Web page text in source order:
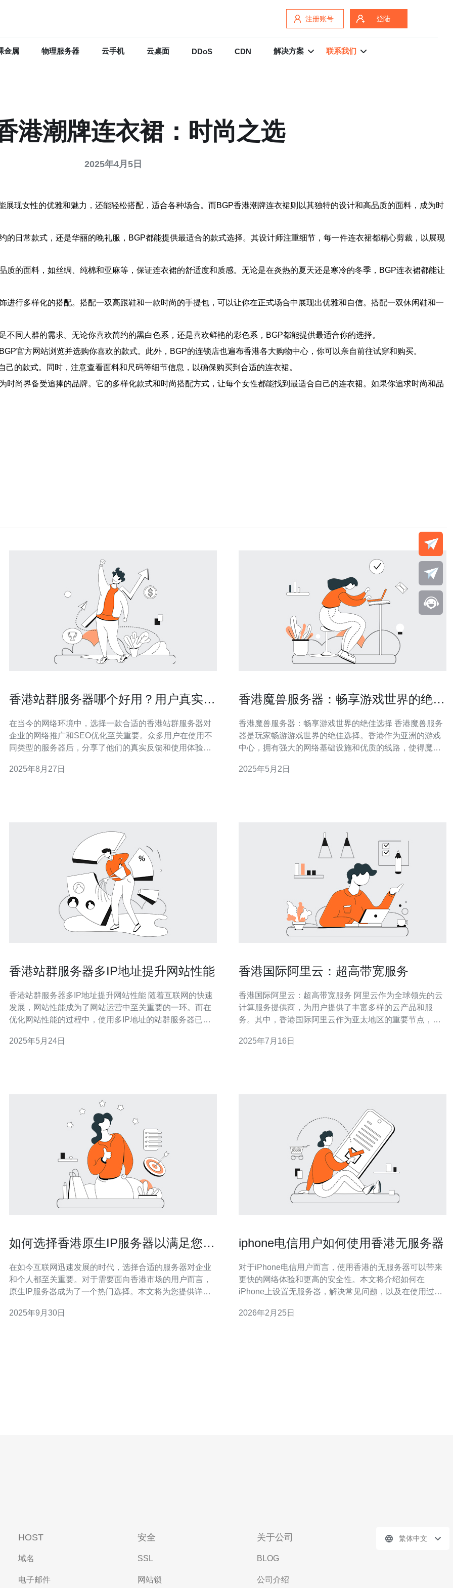
注册账号 登陆
金属 物理服务器 云手机 云桌面 DDoS CDN 解决方案 联系我们
港潮牌连衣裙：时尚之选
2025年4月5日
现女性的优雅和魅力，还能轻松搭配，适合各种场合。而BGP香港潮牌连衣裙则以其独特的设计和高品质的面料，成为时
的日常款式，还是华丽的晚礼服，BGP都能提供最适合的款式选择。其设计师注重细节，每一件连衣裙都精心剪裁，以展现
质的面料，如丝绸、纯棉和亚麻等，保证连衣裙的舒适度和质感。无论是在炎热的夏天还是寒冷的冬季，BGP连衣裙都能让
进行多样化的搭配。搭配一双高跟鞋和一款时尚的手提包，可以让你在正式场合中展现出优雅和自信。搭配一双休闲鞋和一
同人群的需求。无论你喜欢简约的黑白色系，还是喜欢鲜艳的彩色系，BGP都能提供最适合你的选择。
官方网站浏览并选购你喜欢的款式。此外，BGP的连锁店也遍布香港各大购物中心，你可以亲自前往试穿和购买。
的款式。同时，注意查看面料和尺码等细节信息，以确保购买到合适的连衣裙。
时尚界备受追捧的品牌。它的多样化款式和时尚搭配方式，让每个女性都能找到最适合自己的连衣裙。如果你追求时尚和品
香港站群服务器哪个好用？用户真实反
在当今的网络环境中，选择一款合适的香港站群服务器对
企业的网络推广和SEO优化至关重要。众多用户在使用不
同类型的服务器后，分享了他们的真实反馈和使用体验。
助您找到最适合的选择。 香港站群服务器有哪些推荐？ 在
2025年8月27日
香港魔兽服务器：畅享游戏世界的绝佳
香港魔兽服务器：畅享游戏世界的绝佳选择 香港魔兽服务
器是玩家畅游游戏世界的绝佳选择。香港作为亚洲的游戏
中心，拥有强大的网络基础设施和优质的线路，使得魔兽
香港魔兽服务器的优势与魅力。 香港魔兽服务器以其出色
2025年5月2日
香港站群服务器多IP地址提升网站性能
香港站群服务器多IP地址提升网站性能 随着互联网的快速
发展，网站性能成为了网站运营中至关重要的一环。而在
优化网站性能的过程中，使用多IP地址的站群服务器已经
多IP地址提升网站性能的方法和优势。 站群服务器是指拥
2025年5月24日
香港国际阿里云：超高带宽服务
香港国际阿里云：超高带宽服务 阿里云作为全球领先的云
计算服务提供商，为用户提供了丰富多样的云产品和服
务。其中，香港国际阿里云作为亚太地区的重要节点，提
的网络连接。 香港国际阿里云的超高带宽服务具有以下优
2025年7月16日
如何选择香港原生IP服务器以满足您的
在如今互联网迅速发展的时代，选择合适的服务器对企业
和个人都至关重要。对于需要面向香港市场的用户而言，
原生IP服务器成为了一个热门选择。本文将为您提供详细
器。 香港原生IP服务器具有独特的优势，例如低延迟、高
2025年9月30日
iphone电信用户如何使用香港无服务器
对于iPhone电信用户而言，使用香港的无服务器可以带来
更快的网络体验和更高的安全性。本文将介绍如何在
iPhone上设置无服务器，解决常见问题，以及在使用过程
何在iPhone上设置香港无服务器？ 首先，设置香港无服务
2026年2月25日
HOST
域名
电子邮件
安全
SSL
网站锁
关于公司
BLOG
公司介绍
繁体中文